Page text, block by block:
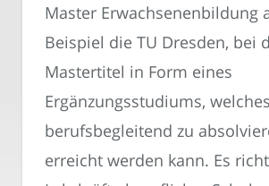
Master Erwachsenenbildung
Beispiel die TU Dresden, bei
Mastertitel in Form eines
Ergänzungsstudiums, welches
berufsbegleitend zu
erreicht werden kann. Es